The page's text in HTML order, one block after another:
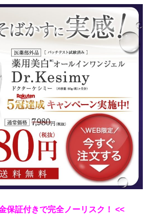
保証付きで完全ノーリスク！ <<